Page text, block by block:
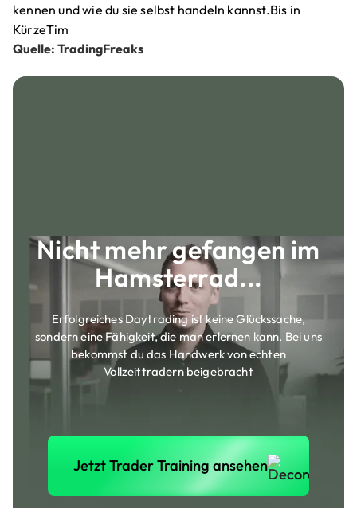
kennen und wie du sie selbst handeln kannst.Bis in
KürzeTim
Quelle: TradingFreaks
Nicht mehr gefangen im
Hamsterrad...
Erfolgreiches Daytrading ist keine Glückssache,
sondern eine Fähigkeit, die man erlernen kann. Bei uns
bekommst du das Handwerk von echten
Vollzeittradern beigebracht
Jetzt Trader Training ansehen
Jetzt Trader Training